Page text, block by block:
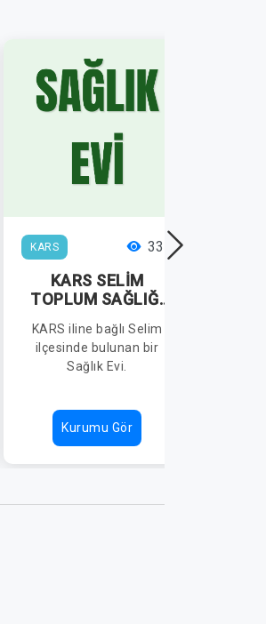
KARS 339
KARS SELİM
TOPLUM SAĞLIĞI
SAĞLIK EVİ
KARS iline bağlı Selim
ilçesinde bulunan bir
Sağlık Evi.
Kurumu Gör